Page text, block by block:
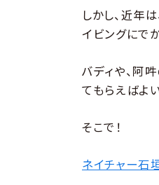
しかし、近年
イビングにで
バディや、阿
てもらえばよ
そこで！
ネイチャー石